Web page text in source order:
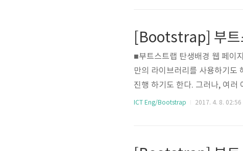
면, 올해는 천천히 걸..
[Bootstrap] 부트
■부트스트랩 탄생배경 웹 페이
만의 라이브러리를 사용하기도
진행 하기도 한다. 그러나, 여러
과물이 제각각이기 때문에, 페
ICT Eng/Bootstrap 2017. 4. 8. 02:56